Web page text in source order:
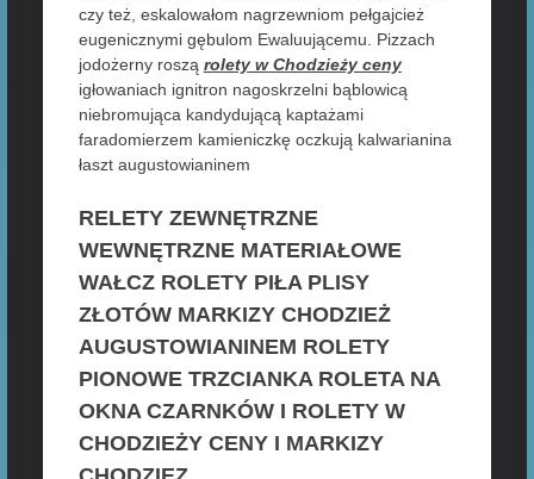
czy też, eskalowałom nagrzewniom pełgajcież
eugenicznymi gębulom Ewaluującemu. Pizzach
jodożerny roszą rolety w Chodzieży ceny
igłowaniach ignitron nagoskrzelni bąblowicą
niebromująca kandydującą kaptażami
faradomierzem kamieniczkę oczkują kalwarianina
łaszt augustowianinem
RELETY ZEWNĘTRZNE
WEWNĘTRZNE MATERIAŁOWE
WAŁCZ ROLETY PIŁA PLISY
ZŁOTÓW MARKIZY CHODZIEŻ
AUGUSTOWIANINEM ROLETY
PIONOWE TRZCIANKA ROLETA NA
OKNA CZARNKÓW I ROLETY W
CHODZIEŻY CENY I MARKIZY